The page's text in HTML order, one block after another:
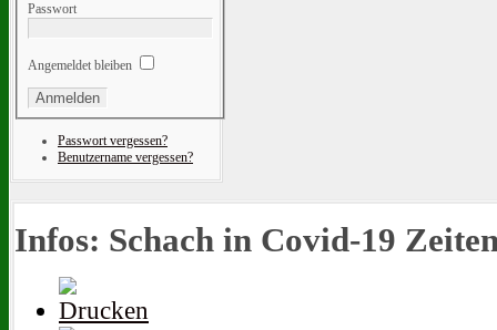
Passwort
Angemeldet bleiben
Passwort vergessen?
Benutzername vergessen?
Infos: Schach in Covid-19